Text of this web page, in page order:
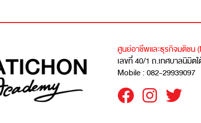
ศูนย์อาชีพและธุรกิจมติชน
เลขที่ 40/1 ถ.เทศบาลนิมิต
Mobile : 082-29939097